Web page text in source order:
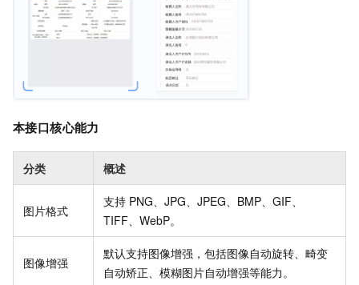
本接口核心能力
分类 概述
图片格式
支持 PNG、JPG、JPEG、BMP、GIF、
TIFF、WebP。
图像增强
默认支持图像增强，包括图像自动旋转、畸变
自动矫正、模糊图片自动增强等能力。